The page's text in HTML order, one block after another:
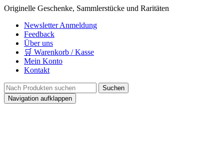
Originelle Geschenke, Sammlerstücke und Raritäten
Newsletter Anmeldung
Feedback
Über uns
🛒 Warenkorb / Kasse
Mein Konto
Kontakt
Navigation aufklappen